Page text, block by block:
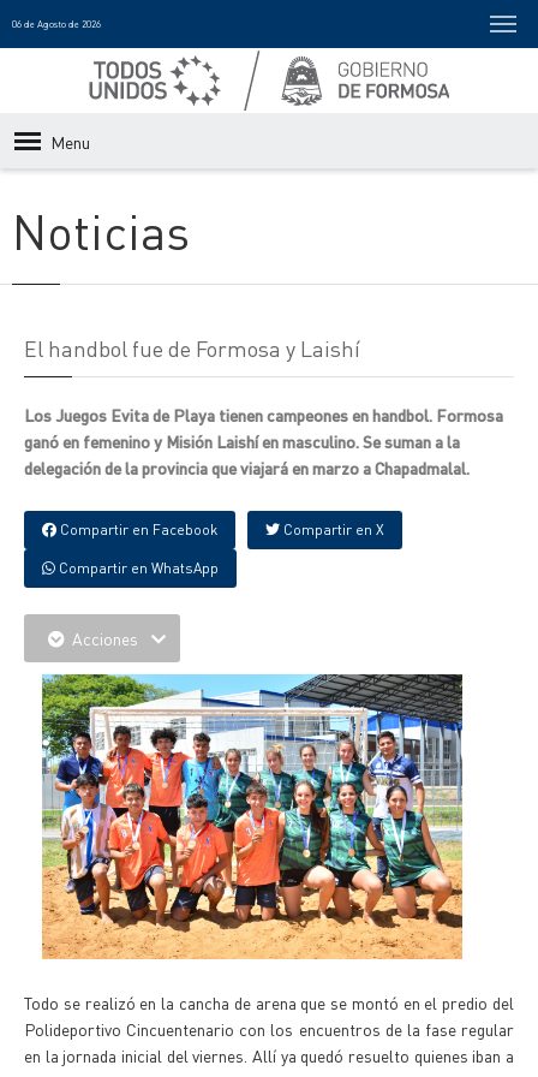
06 de Agosto de 2026
Menu
Noticias
El handbol fue de Formosa y Laishí
Los Juegos Evita de Playa tienen campeones en handbol. Formosa
ganó en femenino y Misión Laishí en masculino. Se suman a la
delegación de la provincia que viajará en marzo a Chapadmalal.
Compartir en Facebook Compartir en X
Compartir en WhatsApp
Acciones
Todo se realizó en la cancha de arena que se montó en el predio del
Polideportivo Cincuentenario con los encuentros de la fase regular
en la jornada inicial del viernes. Allí ya quedó resuelto quienes iban a